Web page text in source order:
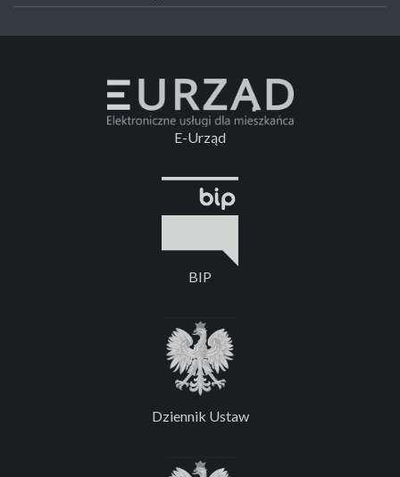
E-Urząd
BIP
Dziennik Ustaw